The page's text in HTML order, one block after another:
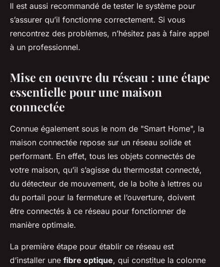
Il est aussi recommandé de tester le système pour
s’assurer qu’il fonctionne correctement. Si vous
rencontrez des problèmes, n’hésitez pas à faire appel
à un professionnel.
Mise en oeuvre du réseau : une étape
essentielle pour une maison
connectée
Connue également sous le nom de "Smart Home", la
maison connectée repose sur un réseau solide et
performant. En effet, tous les objets connectés de
votre maison, qu’il s’agisse du thermostat connecté,
du détecteur de mouvement, de la boîte à lettres ou
du portail pour la fermeture et l’ouverture, doivent
être connectés à ce réseau pour fonctionner de
manière optimale.
La première étape pour établir ce réseau est
d’installer une fibre optique, qui constitue la colonne